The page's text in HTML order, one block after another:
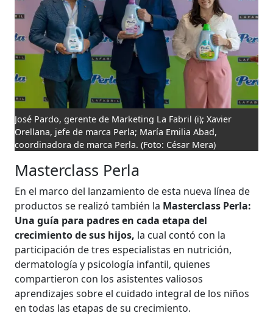
José Pardo, gerente de Marketing La Fabril (i); Xavier
Orellana, jefe de marca Perla; María Emilia Abad,
coordinadora de marca Perla.(Foto: César Mera)
Masterclass Perla
En el marco del lanzamiento de esta nueva línea de
productos se realizó también la Masterclass Perla:
Una guía para padres en cada etapa del
crecimiento de sus hijos, la cual contó con la
participación de tres especialistas en nutrición,
dermatología y psicología infantil, quienes
compartieron con los asistentes valiosos
aprendizajes sobre el cuidado integral de los niños
en todas las etapas de su crecimiento.